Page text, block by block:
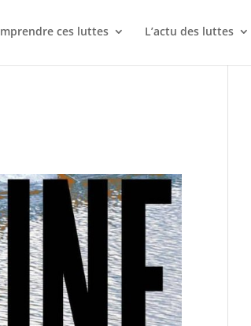
ces luttes L’actu des luttes